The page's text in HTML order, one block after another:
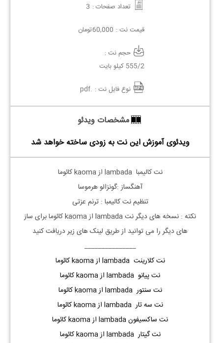
تعداد صفحات : 3
قیمت نت : 60,000تومان
حجم نت :
555/2 کیلو بایت
نوع فایل نت : .pdf
مشخصات ویدئو
ویدئوی آموزش این نت به زودی ساخته خواهد شد
نتکالیمبا lambada از kaoma کائوما
آهنگساز :گونزالو هرموسا
تنظیم نتکالیمبا : ترنم عزتی
نکته : نسخه های دیگر نت
برای ساز
های دیگر را می توانید از طریق لینک های زیر دریافت کنید
_______________
نت کلارینت lambada از kaoma کائوما
نت پیانو lambada از kaoma کائوما
نت سنتور lambada از kaoma کائوما
نت سه تار lambada از kaoma کائوما
نت ساکسیفون lambada از kaoma کائوما
نت گیتار lambada از kaoma کائوما